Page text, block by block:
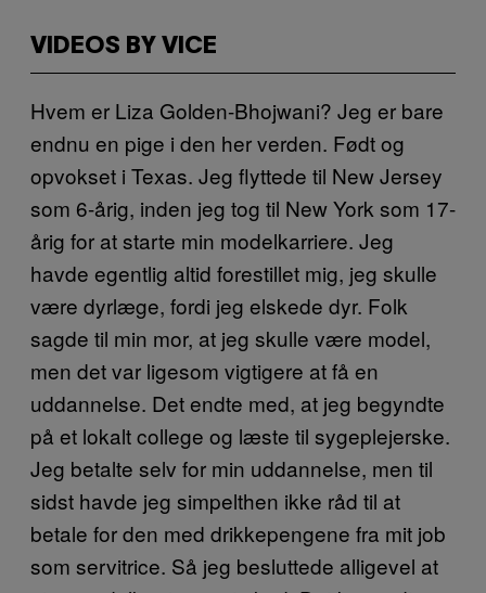
VIDEOS BY VICE
Hvem er Liza Golden-Bhojwani? Jeg er bare
endnu en pige i den her verden. Født og
opvokset i Texas. Jeg flyttede til New Jersey
som 6-årig, inden jeg tog til New York som 17-
årig for at starte min modelkarriere. Jeg
havde egentlig altid forestillet mig, jeg skulle
være dyrlæge, fordi jeg elskede dyr. Folk
sagde til min mor, at jeg skulle være model,
men det var ligesom vigtigere at få en
uddannelse. Det endte med, at jeg begyndte
på et lokalt college og læste til sygeplejerske.
Jeg betalte selv for min uddannelse, men til
sidst havde jeg simpelthen ikke råd til at
betale for den med drikkepengene fra mit job
som servitrice. Så jeg besluttede alligevel at